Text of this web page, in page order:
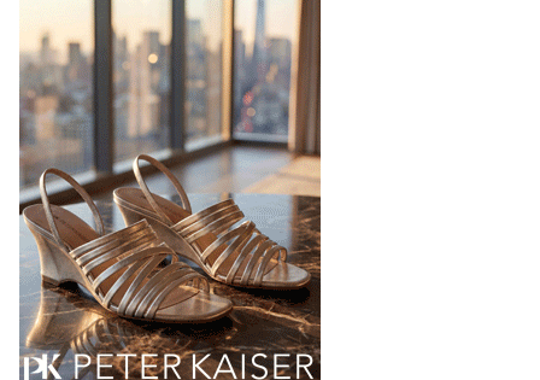
Bubble
Популярный силуэт бренда,1999 года выпуска,
соответствует сегодняшнему тренду на
сникерины (гибридный вариант балеток и
кроссовок обтекаемой формы и с тонкой подошвой).
Но в модели Miu Miu Bubble присутствует еще и…
05.08.2026 2380